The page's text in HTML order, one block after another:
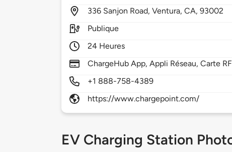
336 Sanjon Road,Ventura,CA,93002
Publique
24 Heures
ChargeHub App, Appli Réseau, Carte
+1 888-758-4389
https://www.chargepoint.com/
EV Charging Station